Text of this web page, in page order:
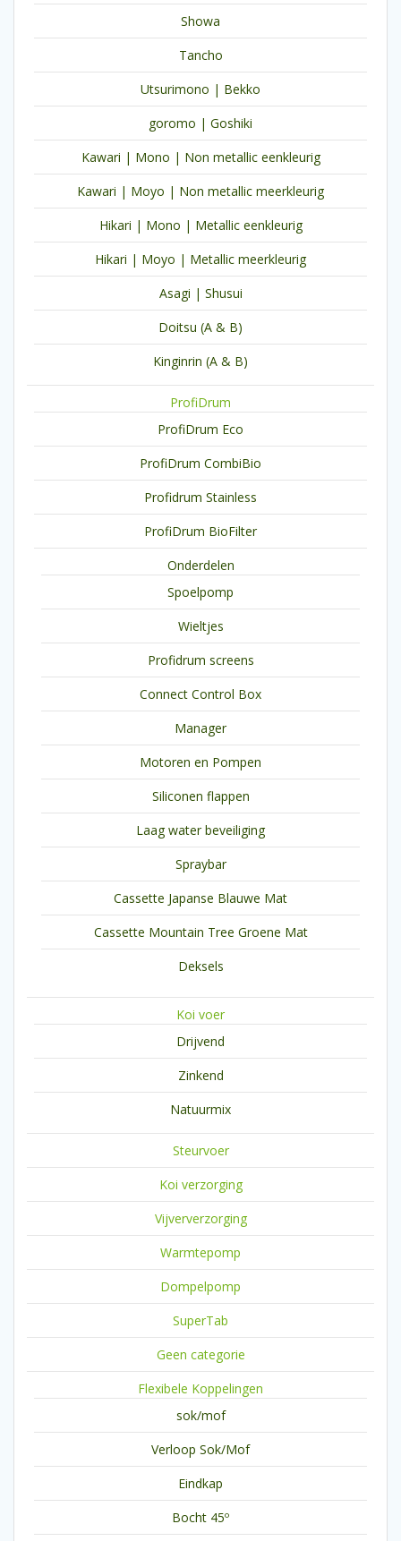
Showa
Tancho
Utsurimono | Bekko
goromo | Goshiki
Kawari | Mono | Non metallic eenkleurig
Kawari | Moyo | Non metallic meerkleurig
Hikari | Mono | Metallic eenkleurig
Hikari | Moyo | Metallic meerkleurig
Asagi | Shusui
Doitsu (A & B)
Kinginrin (A & B)
ProfiDrum
ProfiDrum Eco
ProfiDrum CombiBio
Profidrum Stainless
ProfiDrum BioFilter
Onderdelen
Spoelpomp
Wieltjes
Profidrum screens
Connect Control Box
Manager
Motoren en Pompen
Siliconen flappen
Laag water beveiliging
Spraybar
Cassette Japanse Blauwe Mat
Cassette Mountain Tree Groene Mat
Deksels
Koi voer
Drijvend
Zinkend
Natuurmix
Steurvoer
Koi verzorging
Vijververzorging
Warmtepomp
Dompelpomp
SuperTab
Geen categorie
Flexibele Koppelingen
sok/mof
Verloop Sok/Mof
Eindkap
Bocht 45º